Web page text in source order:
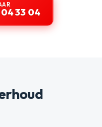
33 04